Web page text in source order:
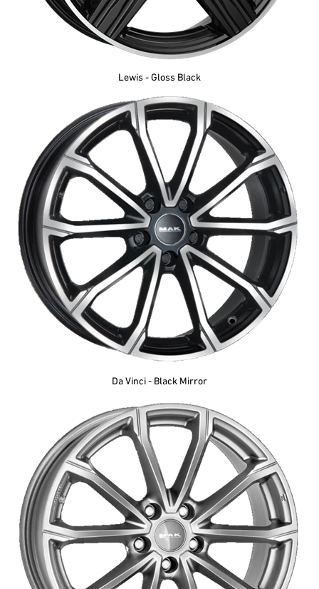
Lewis - Gloss Black
Da Vinci - Black Mirror